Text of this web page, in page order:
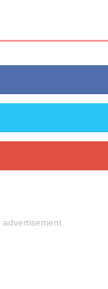
advertisement